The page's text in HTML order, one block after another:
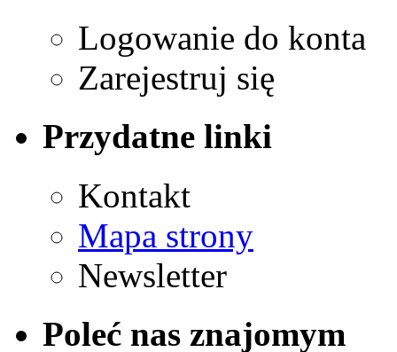
Logowanie do konta
Zarejestruj się
Przydatne linki
Kontakt
Mapa strony
Newsletter
Poleć nas znajomym